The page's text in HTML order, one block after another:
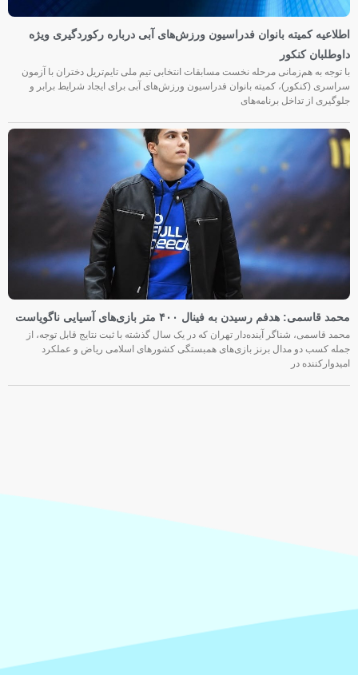
اطلاعیه کمیته بانوان فدراسیون ورزش‌های آبی درباره رکوردگیری ویژه
داوطلبان کنکور
با توجه به هم‌زمانی مرحله نخست مسابقات انتخابی تیم ملی تایم‌تریل دختران با آزمون
سراسری (کنکور)، کمیته بانوان فدراسیون ورزش‌های آبی برای ایجاد شرایط برابر و
جلوگیری از تداخل برنامه‌های
محمد قاسمی: هدفم رسیدن به فینال ۴۰۰ متر بازی‌های آسیایی ناگویاست
محمد قاسمی، شناگر آینده‌دار تهران که در یک سال گذشته با ثبت نتایج قابل توجه، از
جمله کسب دو مدال برنز بازی‌های همبستگی کشورهای اسلامی ریاض و عملکرد
امیدوارکننده در